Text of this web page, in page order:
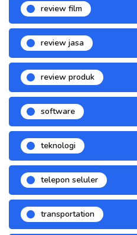
review film
review jasa
review produk
software
teknologi
telepon seluler
transportation